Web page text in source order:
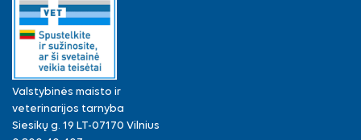
Valstybinės maisto ir
veterinarijos tarnyba
Siesikų g. 19 LT-07170 Vilnius